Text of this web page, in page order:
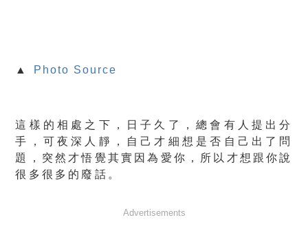
▲ Photo Source
這樣的相處之下，日子久了，總會有人提出分
手，可夜深人靜，自己才細想是否自己出了問
題，突然才悟覺其實因為愛你，所以才想跟你說
很多很多的廢話。
Advertisements